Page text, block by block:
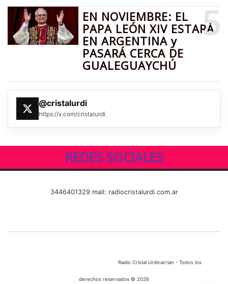
5
EN NOVIEMBRE: EL
PAPA LEÓN XIV ESTARÁ
EN ARGENTINA y
PASARÁ CERCA DE
GUALEGUAYCHÚ
@cristalurdi
https://x.com/cristalurdi
REDES SOCIALES
3446401329 mail: radiocristalurdi.com.ar
Radio Cristal Urdinarrian - Todos los
derechos reservados © 2026